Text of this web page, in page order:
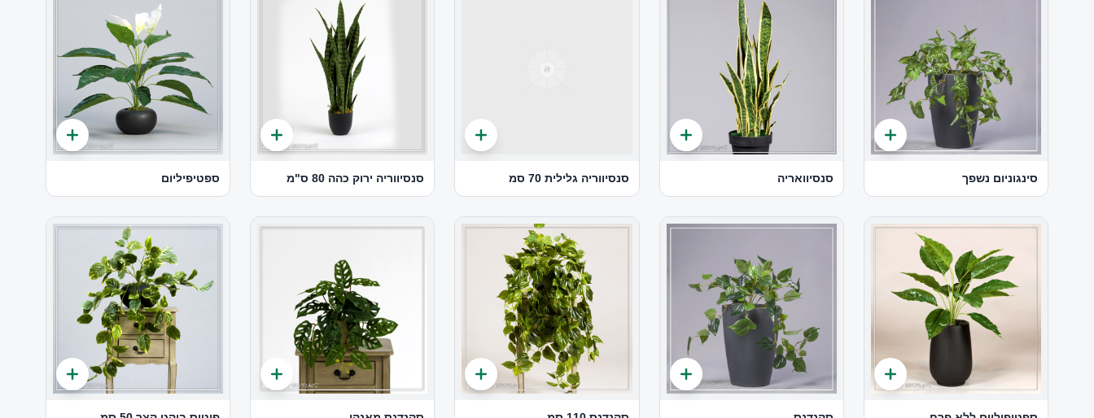
סינגוניום נשפך סנסיוואריה סנסיווריה גלילית 70 סמ סנסיווריה ירוק כהה 80 ס"מ ספטיפיליום